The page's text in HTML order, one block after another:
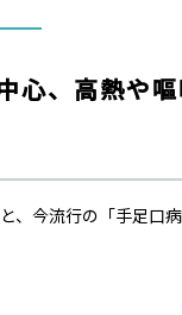
心、高熱や
今流行の「手足口